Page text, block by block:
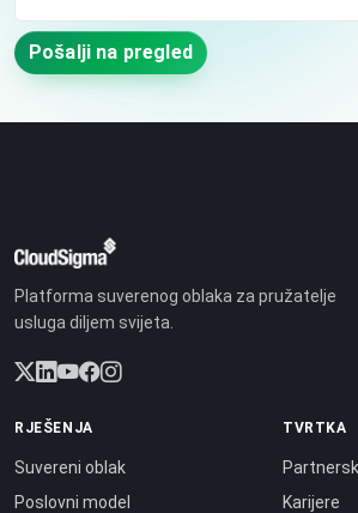
Pošalji na pregled
Platforma suverenog oblaka za pružatelje
usluga diljem svijeta.
RJEŠENJA
Suvereni oblak
Poslovni model
TVRTKA
Karijere